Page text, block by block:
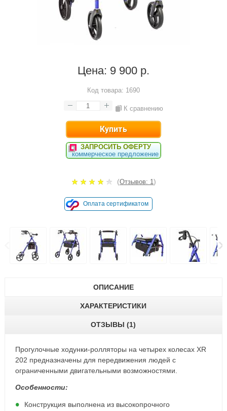
Цена: 9 900 р.
Код товара: 1690
К сравнению
ЗАПРОСИТЬ ОФЕРТУ
коммерческое предложение
(Отзывов: 1)
Оплата сертификатом
ОПИСАНИЕ
ХАРАКТЕРИСТИКИ
ОТЗЫВЫ (1)
Прогулочные ходунки-ролляторы на четырех колесах XR
202 предназначены для передвижения людей с
ограниченными двигательными возможностями.
Особенности:
Конструкция выполнена из высокопрочного